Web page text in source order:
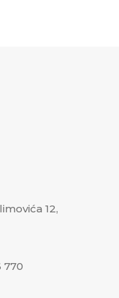
12,
770